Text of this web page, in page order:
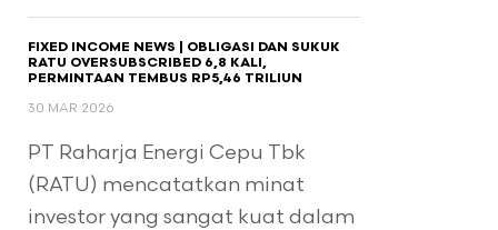
FIXED INCOME NEWS | OBLIGASI DAN SUKUK
RATU OVERSUBSCRIBED 6,8 KALI,
PERMINTAAN TEMBUS RP5,46 TRILIUN
30 MAR 2026
PT Raharja Energi Cepu Tbk
(RATU) mencatatkan minat
investor yang sangat kuat dalam